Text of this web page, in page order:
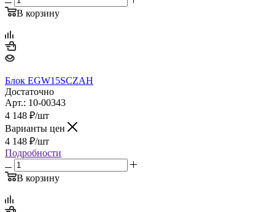
В корзину
Блок EGW15SCZAH
Достаточно
Арт.: 10-00343
4 148 ₽/шт
Варианты цен
4 148 ₽/шт
Подробности
В корзину